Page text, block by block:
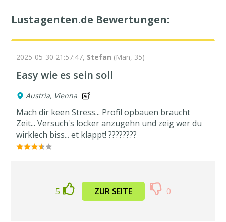
Lustagenten.de Bewertungen:
2025-05-30 21:57:47, Stefan (Man, 35)
Easy wie es sein soll
Austria, Vienna
Mach dir keen Stress... Profil opbauen braucht
Zeit... Versuch's locker anzugehn und zeig wer du
wirklech biss... et klappt! ????????
5 ZUR SEITE 0